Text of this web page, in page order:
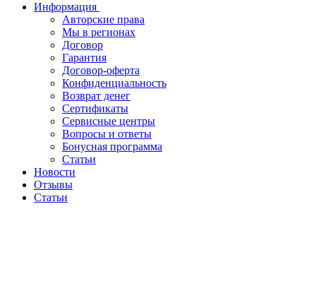
Информация
Авторские права
Мы в регионах
Договор
Гарантия
Договор-оферта
Конфиденциальность
Возврат денег
Сертификаты
Сервисные центры
Вопросы и ответы
Бонусная программа
Статьи
Новости
Отзывы
Статьи